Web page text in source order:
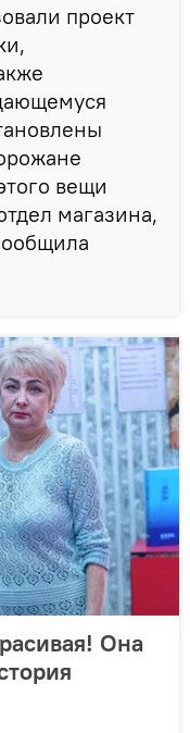
проект
вещи
магазина,
Она